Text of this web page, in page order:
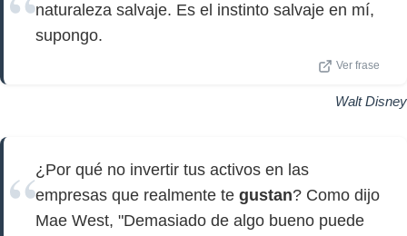
naturaleza salvaje. Es el instinto salvaje en mí,
supongo.
Ver frase
Walt Disney
¿Por qué no invertir tus activos en las
empresas que realmente te gustan? Como dijo
Mae West, "Demasiado de algo bueno puede